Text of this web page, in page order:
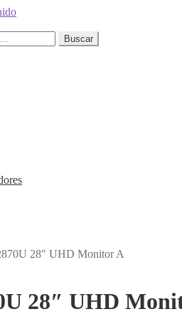
Buscar
28″ UHD Monitor A
28″ UHD